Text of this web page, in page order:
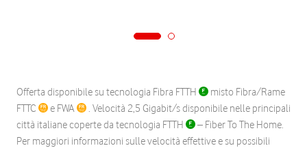
Offerta disponibile su tecnologia Fibra FTTH
misto Fibra/Rame
FTTC
e FWA
. Velocità 2,5 Gigabit/s disponibile nelle principali
città italiane coperte da tecnologia FTTH
– Fiber To The Home.
Per maggiori informazioni sulle velocità effettive e su possibili